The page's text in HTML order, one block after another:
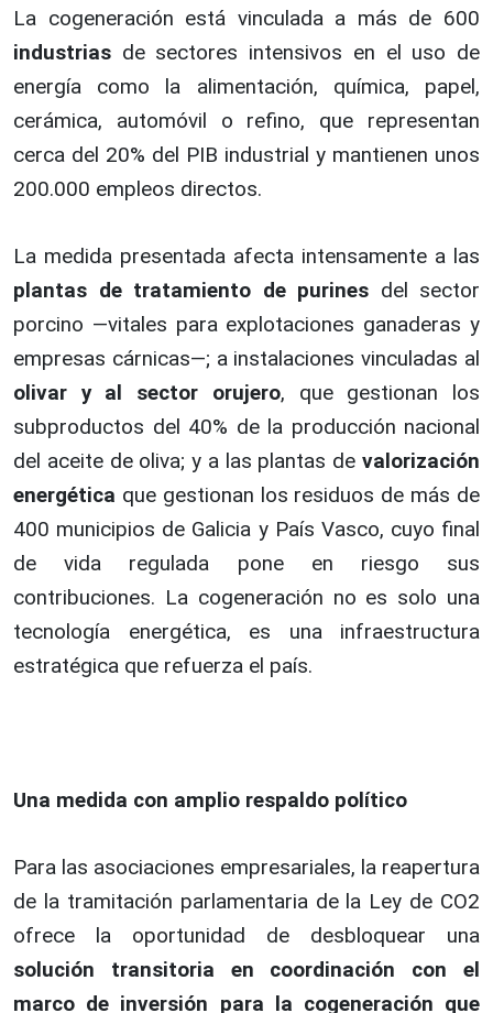
La cogeneración está vinculada a más de 600
industrias de sectores intensivos en el uso de
energía como la alimentación, química, papel,
cerámica, automóvil o refino, que representan
cerca del 20% del PIB industrial y mantienen unos
200.000 empleos directos.
La medida presentada afecta intensamente a las
plantas de tratamiento de purines del sector
porcino —vitales para explotaciones ganaderas y
empresas cárnicas—; a instalaciones vinculadas al
olivar y al sector orujero, que gestionan los
subproductos del 40% de la producción nacional
del aceite de oliva; y a las plantas de valorización
energética que gestionan los residuos de más de
400 municipios de Galicia y País Vasco, cuyo final
de vida regulada pone en riesgo sus
contribuciones. La cogeneración no es solo una
tecnología energética, es una infraestructura
estratégica que refuerza el país.
Una medida con amplio respaldo político
Para las asociaciones empresariales, la reapertura
de la tramitación parlamentaria de la Ley de CO2
ofrece la oportunidad de desbloquear una
solución transitoria en coordinación con el
marco de inversión para la cogeneración que